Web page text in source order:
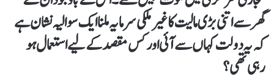
گھر سے اتنی بڑی مالیت کا غیر ملکی سرمایہ ملنا ایک سوالیہ نشان ہے
کہ یہ دولت کہاں سے آئی اور کس مقصد کے لیے استعمال ہو
رہی تھی؟